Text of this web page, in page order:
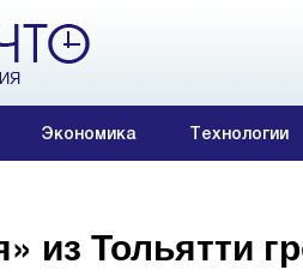
Экономика Технологии
из Тольятти